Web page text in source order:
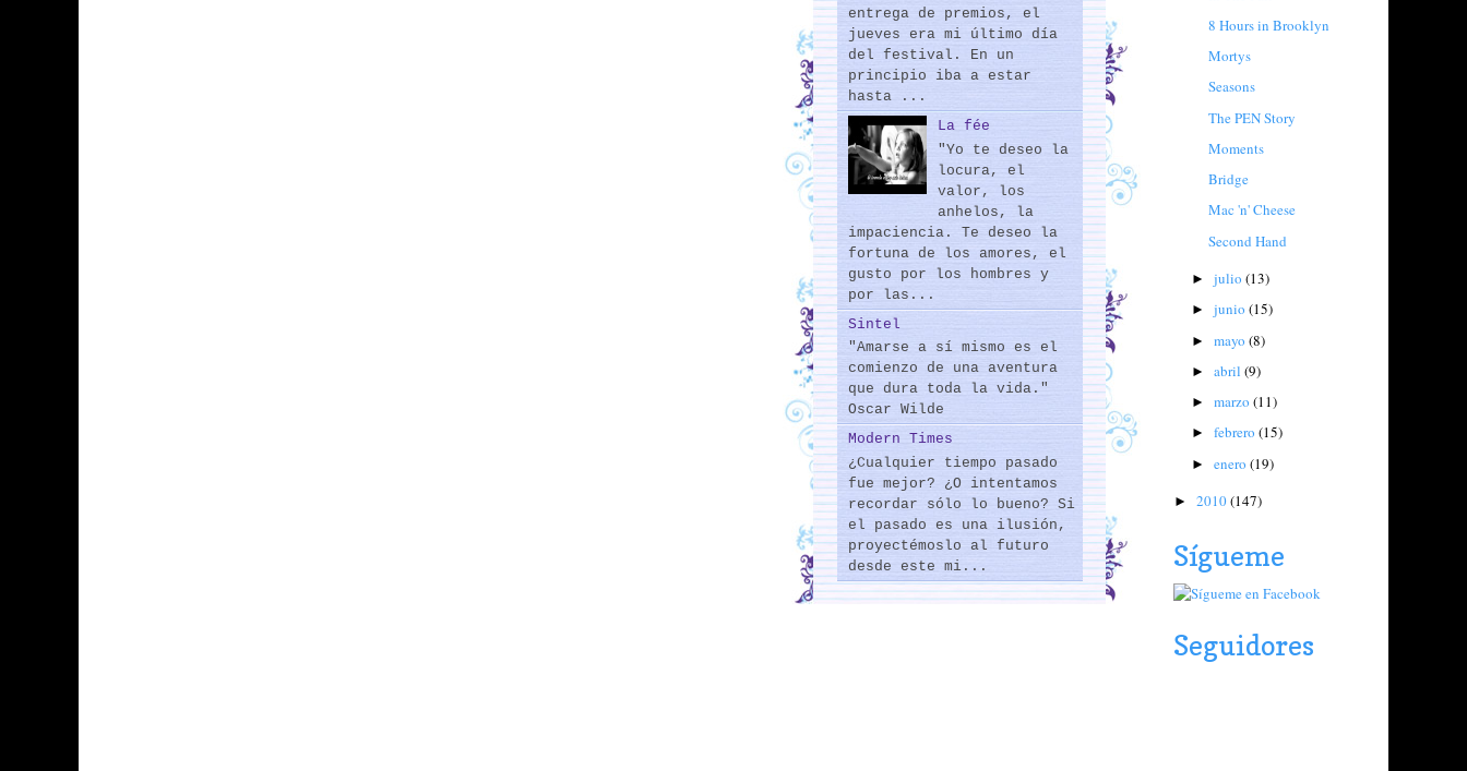
entrega de premios, el
jueves era mi último día
del festival. En un
principio iba a estar
hasta ...
La fée
"Yo te deseo la
locura, el
valor, los
anhelos, la
impaciencia. Te deseo la
fortuna de los amores, el
gusto por los hombres y
por las...
Sintel
"Amarse a sí mismo es el
comienzo de una aventura
que dura toda la vida."
Oscar Wilde
Modern Times
¿Cualquier tiempo pasado
fue mejor? ¿O intentamos
recordar sólo lo bueno? Si
el pasado es una ilusión,
proyectémoslo al futuro
desde este mi...
8 Hours in Brooklyn
Mortys
Seasons
The PEN Story
Moments
Bridge
Mac 'n' Cheese
Second Hand
► julio (13)
► junio (15)
► mayo (8)
► abril (9)
► marzo (11)
► febrero (15)
► enero (19)
► 2010(147)
Sígueme
Seguidores